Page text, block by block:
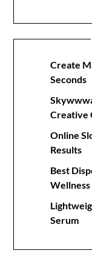
Create
Seconds
Creative
Online
Results
Best
Wellness
Serum